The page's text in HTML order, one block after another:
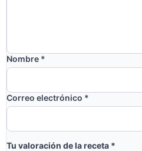
Nombre *
Correo electrónico *
Tu valoración de la receta *